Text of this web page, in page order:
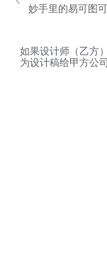
妙手里的易可图
如果设计师（乙方
为设计稿给甲方公